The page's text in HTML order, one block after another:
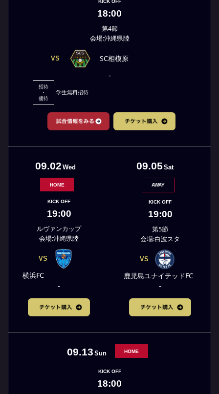
KICK OFF
18:00
第4節
会場:沖縄県陸
VS SC相模原
-
招待
・
優待
学生無料招待
09.02 Wed
HOME
KICK OFF
19:00
ルヴァンカップ
会場:沖縄県陸
VS
横浜FC
-
09.05 Sat
AWAY
KICK OFF
19:00
第5節
会場:白波スタ
VS
鹿児島ユナイテッドFC
-
09.13 Sun HOME
KICK OFF
18:00